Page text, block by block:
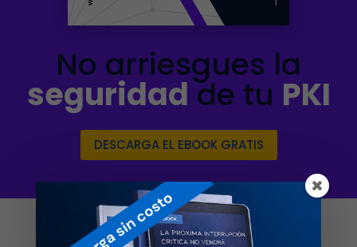
No arriesgues la
seguridadde tu PKI
DESCARGA EL EBOOK GRATIS